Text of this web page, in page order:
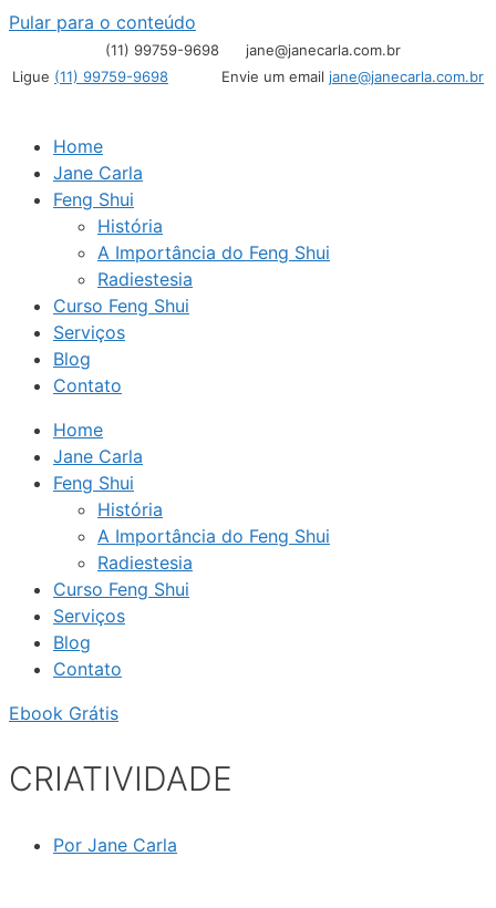
Pular para o conteúdo
(11) 99759-9698
jane@janecarla.com.br
Ligue (11) 99759-9698 Envie um email jane@janecarla.com.br
Home
Jane Carla
Feng Shui
História
A Importância do Feng Shui
Radiestesia
Curso Feng Shui
Serviços
Blog
Contato
Home
Jane Carla
Feng Shui
História
A Importância do Feng Shui
Radiestesia
Curso Feng Shui
Serviços
Blog
Contato
Ebook Grátis
CRIATIVIDADE
Por Jane Carla